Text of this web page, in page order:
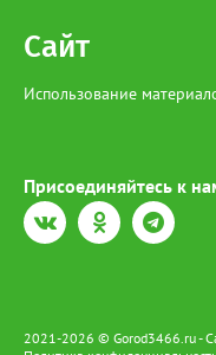
Сайт
Использование
Присоединяйтесь к
2021-2026 © Gorod3466.ru -